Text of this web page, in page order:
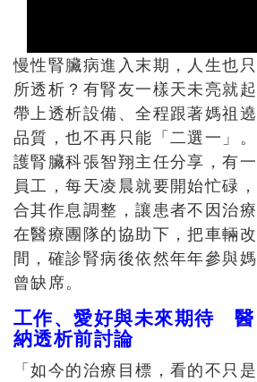
慢性腎臟病進入末期，人生也
所透析？有腎友一樣天未亮就
帶上透析設備、全程跟著媽祖
品質，也不再只能「二選一」
護腎臟科張智翔主任分享，有
員工，每天凌晨就要開始忙碌
合其作息調整，讓患者不因治
在醫療團隊的協助下，把車輛
間，確診腎病後依然年年參與
曾缺席。
工作、愛好與未來期待 醫
納透析前討論
「如今的治療目標，看的不只